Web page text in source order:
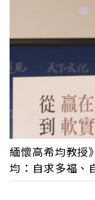
緬懷高希均教授
均：自求多福、